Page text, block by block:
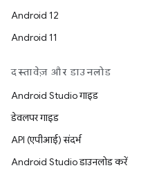
Android 12
Android 11
दस्तावेज़ और डाउनलोड
Android Studio गाइड
डेवलपर गाइड
API (एपीआई) संदर्भ
Android Studio डाउनलोड करें